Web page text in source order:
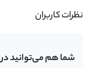
نظرات کاربران
شما هم می‌توانید